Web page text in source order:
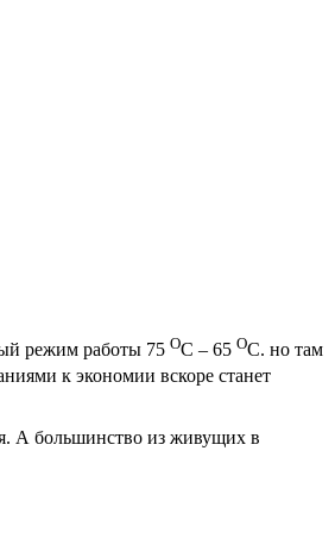
режим работы 75 ОС – 65 ОС. но там
к экономии вскоре станет
А большинство из живущих в